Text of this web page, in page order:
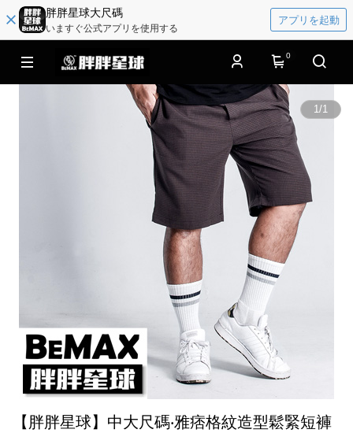
胖胖星球大尺碼
いますぐ公式アプリを使用する
アプリを起動
0
1/1
【胖胖星球】中大尺碼‧雅痞格紋造型鬆緊短褲